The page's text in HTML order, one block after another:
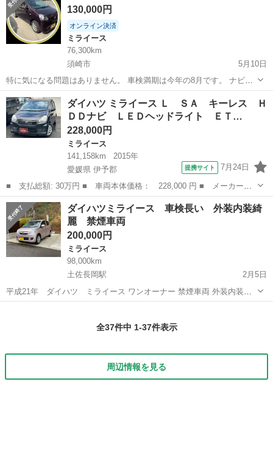
金額設定にはなっていません。悪しか...
130,000円
オンライン決済
ミライース
76,300km
須崎市
5月10日
特に気になる問題はありません。 車検満期は今年の8月です。 ナビ、
ETC付いています。 大きなキズやヘコミはありませんが 中古車なので
小キズ等はあります。 現車確認の上、購入お願い致します。
高知 須崎市 ミライース イース
ダイハツ ミライース Ｌ ＳＡ キーレス Ｈ
ＤＤナビ ＬＥＤヘッドライト ＥＴ…
228,000円
ミライース
141,158km
2015年
愛媛県 伊予郡
提携サイト 7月24日
■ 支払総額: 30万円 ■ 車両本体価格： 228,000 円 ■ メーカー
名： ダイハツ ■ 車種名： ミライース ■ グレード名： Ｌ Ｓ
Ａ キーレス ＨＤＤナビ ＬＥＤヘッドライト ＥＴＣ ミュージ
ックサーバー Ｄ...
愛媛 伊予郡 ミライース
ダイハツミライース 車検長い 外装内装綺
麗 禁煙車両
200,000円
ミライース
98,000km
土佐長岡駅
2月5日
平成21年 ダイハツ ミライース ワンオーナー 禁煙車両 外装内装綺
麗です タイヤ溝あり 不具合無し 現車確認大歓迎 車検 来年4月まで
全37件中 1-37件表示
周辺情報を見る